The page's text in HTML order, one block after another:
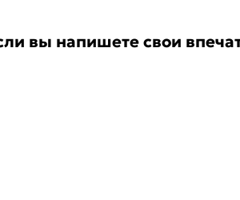
вы напишете свои